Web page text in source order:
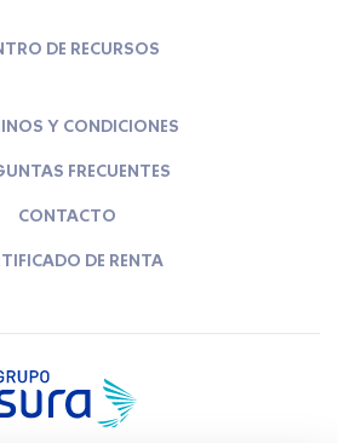
DE RECURSOS
Y CONDICIONES
FRECUENTES
CONTACTO
DE RENTA